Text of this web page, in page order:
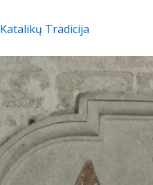
Katalikų Tradicija